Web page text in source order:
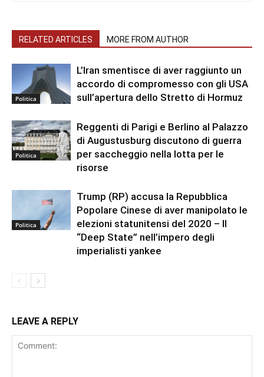
RELATED ARTICLES MORE FROM AUTHOR
Politica
L’Iran smentisce di aver raggiunto un
accordo di compromesso con gli USA
sull’apertura dello Stretto di Hormuz
Politica
Reggenti di Parigi e Berlino al Palazzo
di Augustusburg discutono di guerra
per saccheggio nella lotta per le
risorse
Politica
Trump (RP) accusa la Repubblica
Popolare Cinese di aver manipolato le
elezioni statunitensi del 2020 – Il
“Deep State” nell’impero degli
imperialisti yankee
LEAVE A REPLY